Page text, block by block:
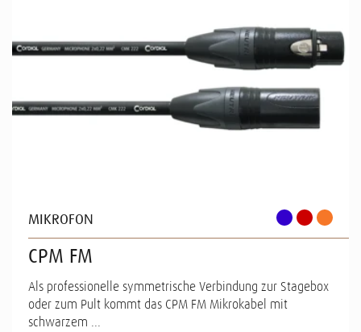
MIKROFON
CPM FM
Als professionelle symmetrische Verbindung zur Stagebox
oder zum Pult kommt das CPM FM Mikrokabel mit
schwarzem ...